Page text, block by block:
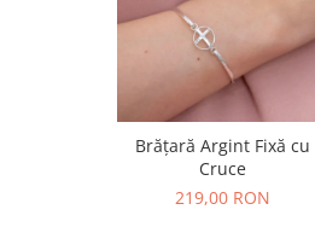
Brățară Argint Fixă cu
Cruce
219,00 RON